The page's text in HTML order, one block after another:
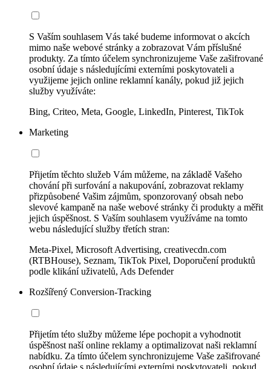
S Vaším souhlasem Vás také budeme informovat o akcích
mimo naše webové stránky a zobrazovat Vám příslušné
produkty. Za tímto účelem synchronizujeme Vaše zašifrované
osobní údaje s následujícími externími poskytovateli a
využijeme jejich online reklamní kanály, pokud již jejich
služby využíváte:
Bing, Criteo, Meta, Google, LinkedIn, Pinterest, TikTok
Marketing
Přijetím těchto služeb Vám můžeme, na základě Vašeho
chování při surfování a nakupování, zobrazovat reklamy
přizpůsobené Vašim zájmům, sponzorovaný obsah nebo
slevové kampaně na naše webové stránky či produkty a měřit
jejich úspěšnost. S Vaším souhlasem využíváme na tomto
webu následující služby třetích stran:
Meta-Pixel, Microsoft Advertising, creativecdn.com
(RTBHouse), Seznam, TikTok Pixel, Doporučení produktů
podle klikání uživatelů, Ads Defender
Rozšířený Conversion-Tracking
Přijetím této služby můžeme lépe pochopit a vyhodnotit
úspěšnost naší online reklamy a optimalizovat naši reklamní
nabídku. Za tímto účelem synchronizujeme Vaše zašifrované
osobní údaje s následujícími externími poskytovateli, pokud